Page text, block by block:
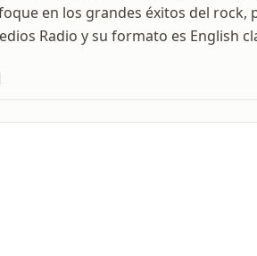
en los grandes éxitos del rock,
Radio y su formato es English